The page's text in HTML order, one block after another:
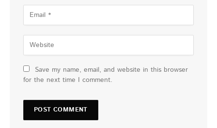
Save my name, email, and website in this browser
for the next time I comment.